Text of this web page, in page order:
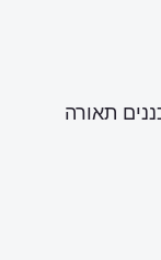
תאורה